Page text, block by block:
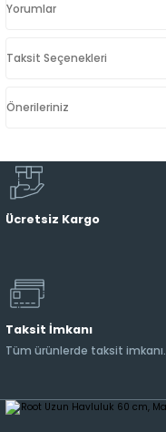
Yorumlar
Taksit Seçenekleri
Önerileriniz
Ücretsiz Kargo
Taksit İmkanı
Tüm ürünlerde taksit imkanı.